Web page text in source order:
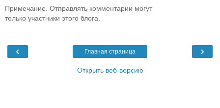
Примечание. Отправлять комментарии могут
только участники этого блога.
‹ ›
Главная страница
Открыть веб-версию